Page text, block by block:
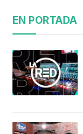
EN PORTADA